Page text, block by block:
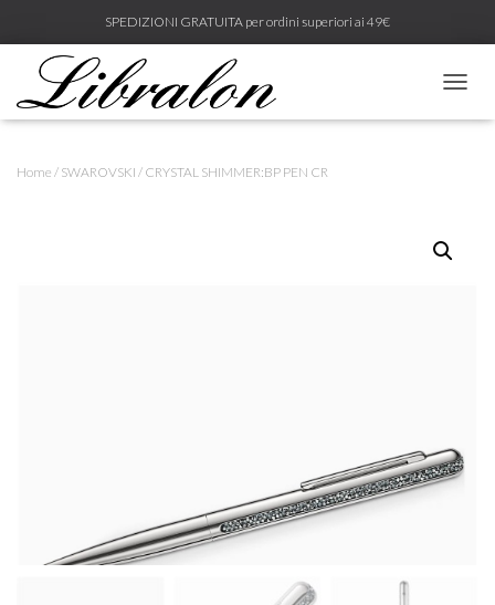
SPEDIZIONI GRATUITA per ordini superiori ai 49€
A
Home / SWAROVSKI / CRYSTAL SHIMMER:BP PEN CR